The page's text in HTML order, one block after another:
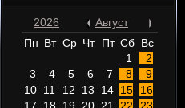
2026
Август
Пн Вт Ср Чт Пт Сб Вс
1
2
3
4 5 6 7 8
9
10 11 12 13 14 15
16